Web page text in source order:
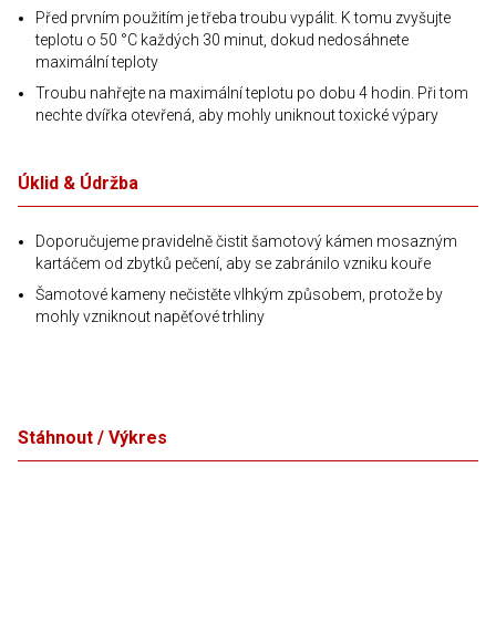
Před prvním použitím je třeba troubu vypálit. K tomu zvyšujte
teplotu o 50 °C každých 30 minut, dokud nedosáhnete
maximální teploty
Troubu nahřejte na maximální teplotu po dobu 4 hodin. Při tom
nechte dvířka otevřená, aby mohly uniknout toxické výpary
Úklid & Údržba
Doporučujeme pravidelně čistit šamotový kámen mosazným
kartáčem od zbytků pečení, aby se zabránilo vzniku kouře
Šamotové kameny nečistěte vlhkým způsobem, protože by
mohly vzniknout napěťové trhliny
Stáhnout / Výkres